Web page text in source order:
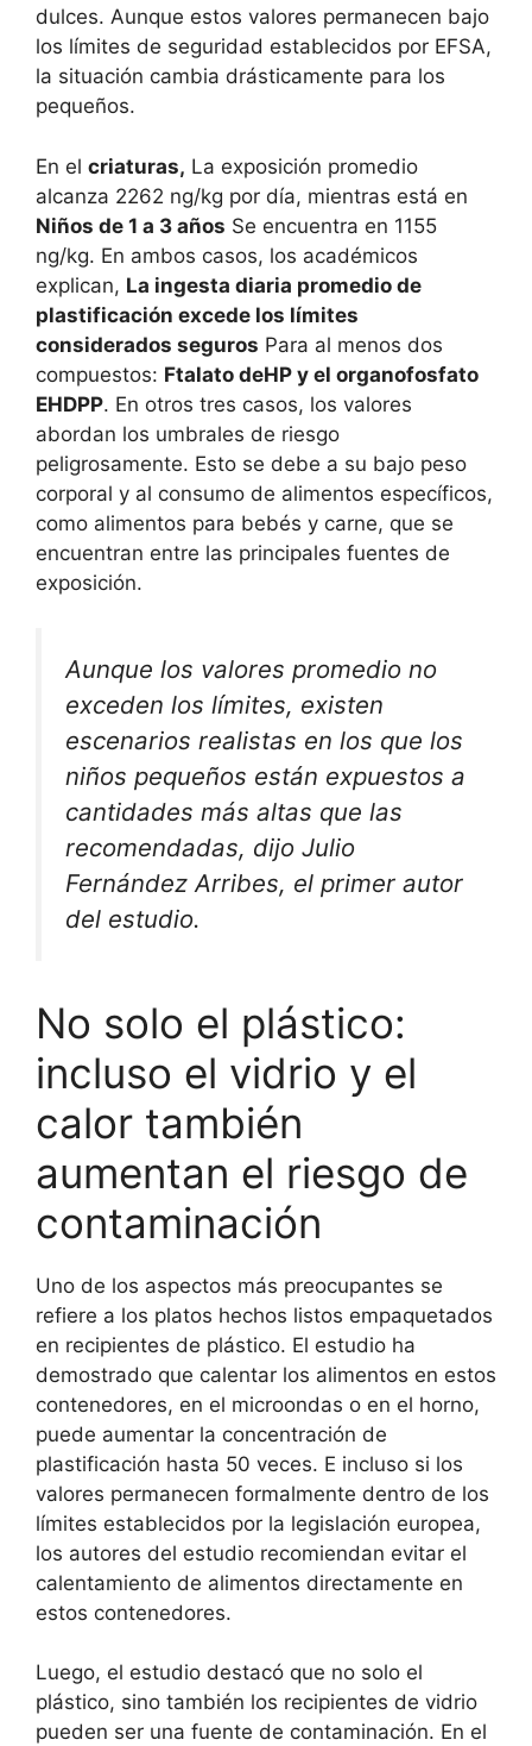
dulces. Aunque estos valores permanecen bajo
los límites de seguridad establecidos por EFSA,
la situación cambia drásticamente para los
pequeños.
En el criaturas, La exposición promedio
alcanza 2262 ng/kg por día, mientras está en
Niños de 1 a 3 años Se encuentra en 1155
ng/kg. En ambos casos, los académicos
explican, La ingesta diaria promedio de
plastificación excede los límites
considerados seguros Para al menos dos
compuestos: Ftalato deHP y el organofosfato
EHDPP. En otros tres casos, los valores
abordan los umbrales de riesgo
peligrosamente. Esto se debe a su bajo peso
corporal y al consumo de alimentos específicos,
como alimentos para bebés y carne, que se
encuentran entre las principales fuentes de
exposición.
Aunque los valores promedio no
exceden los límites, existen
escenarios realistas en los que los
niños pequeños están expuestos a
cantidades más altas que las
recomendadas, dijo Julio
Fernández Arribes, el primer autor
del estudio.
No solo el plástico:
incluso el vidrio y el
calor también
aumentan el riesgo de
contaminación
Uno de los aspectos más preocupantes se
refiere a los platos hechos listos empaquetados
en recipientes de plástico. El estudio ha
demostrado que calentar los alimentos en estos
contenedores, en el microondas o en el horno,
puede aumentar la concentración de
plastificación hasta 50 veces. E incluso si los
valores permanecen formalmente dentro de los
límites establecidos por la legislación europea,
los autores del estudio recomiendan evitar el
calentamiento de alimentos directamente en
estos contenedores.
Luego, el estudio destacó que no solo el
plástico, sino también los recipientes de vidrio
pueden ser una fuente de contaminación. En el